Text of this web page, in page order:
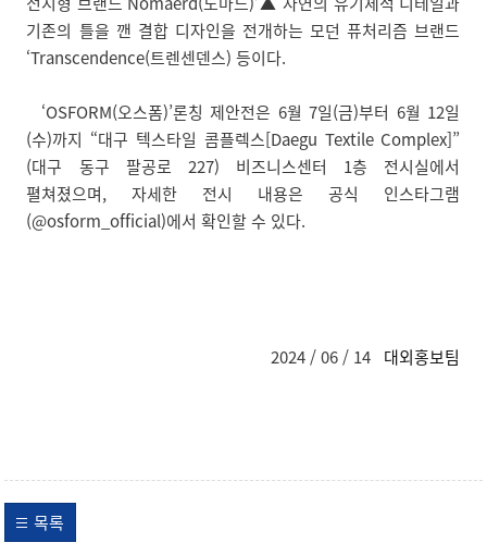
기존의 틀을 깬 결합 디자인을 전개하는 모던 퓨처리즘 브랜드
‘Transcendence(트렌센덴스) 등이다.
‘OSFORM(오스폼)’론칭 제안전은 6월 7일(금)부터 6월 12일
(수)까지 “대구 텍스타일 콤플렉스[Daegu Textile Complex]”
(대구 동구 팔공로 227) 비즈니스센터 1층 전시실에서
펼쳐졌으며, 자세한 전시 내용은 공식 인스타그램
(@osform_official)에서 확인할 수 있다.
2024 / 06 / 14 대외홍보팀
목록